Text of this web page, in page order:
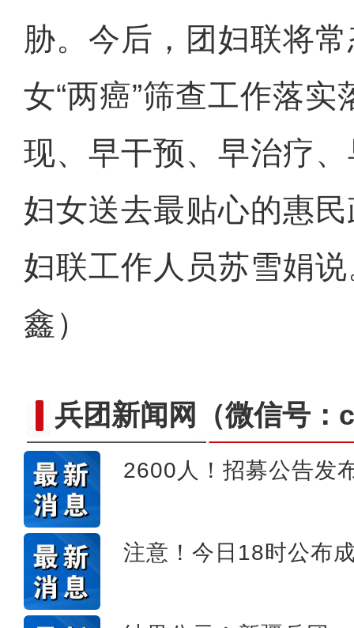
胁。今后，团妇联将
女“两癌”筛查工作落
现、早干预、早治疗
妇女送去最贴心的惠
妇联工作人员苏雪娟
鑫）
兵团新闻网 （微信号
2600人！招募公告发
注意！今日18时公布